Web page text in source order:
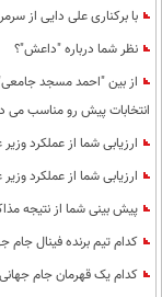
با برکناری علی دایی از
نظر شما درباره "داعش"؟
از بین "احمد مسجد
انتخابات پیش رو مناسب می
ارزیابی شما از عملکرد
ارزیابی شما از عملکرد
پیش بینی شما از نتیجه مذاکرات
کدام تیم برنده فینال جام جهانی 2014
کدام یک قهرمان جام